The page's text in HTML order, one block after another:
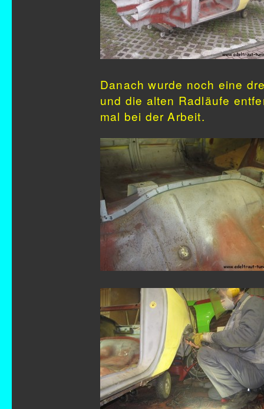
Danach wurde noch eine
und die alten Radläufe
mal bei der Arbeit.